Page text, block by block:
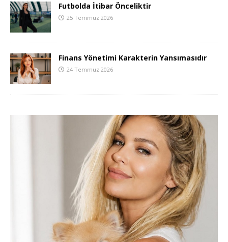
Futbolda İtibar Önceliktir
25 Temmuz 2026
Finans Yönetimi Karakterin Yansımasıdır
24 Temmuz 2026